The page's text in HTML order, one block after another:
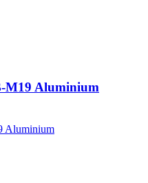
M19 Aluminium